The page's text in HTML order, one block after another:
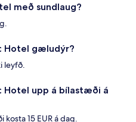
með sundlaug?
Hotel gæludýr?
leyfð.
Hotel upp á bílastæði á
15 EUR á dag.